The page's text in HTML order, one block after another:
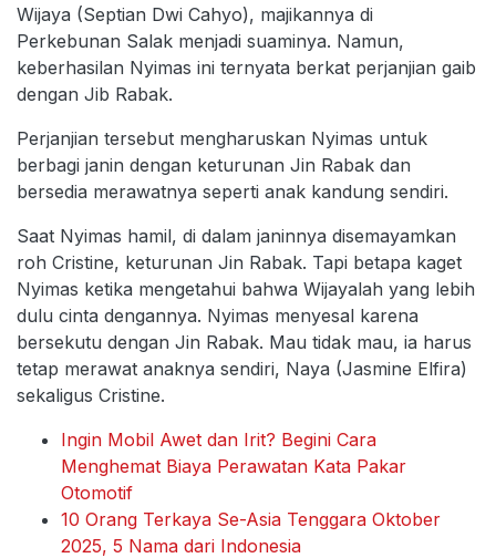
Wijaya (Septian Dwi Cahyo), majikannya di
Perkebunan Salak menjadi suaminya. Namun,
keberhasilan Nyimas ini ternyata berkat perjanjian gaib
dengan Jib Rabak.
Perjanjian tersebut mengharuskan Nyimas untuk
berbagi janin dengan keturunan Jin Rabak dan
bersedia merawatnya seperti anak kandung sendiri.
Saat Nyimas hamil, di dalam janinnya disemayamkan
roh Cristine, keturunan Jin Rabak. Tapi betapa kaget
Nyimas ketika mengetahui bahwa Wijayalah yang lebih
dulu cinta dengannya. Nyimas menyesal karena
bersekutu dengan Jin Rabak. Mau tidak mau, ia harus
tetap merawat anaknya sendiri, Naya (Jasmine Elfira)
sekaligus Cristine.
Ingin Mobil Awet dan Irit? Begini Cara
Menghemat Biaya Perawatan Kata Pakar
Otomotif
10 Orang Terkaya Se-Asia Tenggara Oktober
2025, 5 Nama dari Indonesia